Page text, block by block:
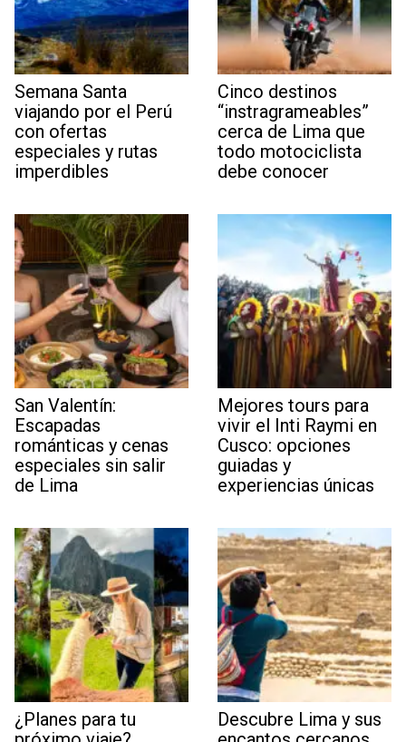
Semana Santa
viajando por el Perú
con ofertas
especiales y rutas
imperdibles
Cinco destinos
“instragrameables”
cerca de Lima que
todo motociclista
debe conocer
San Valentín:
Escapadas
románticas y cenas
especiales sin salir
de Lima
Mejores tours para
vivir el Inti Raymi en
Cusco: opciones
guiadas y
experiencias únicas
¿Planes para tu
Descubre Lima y sus